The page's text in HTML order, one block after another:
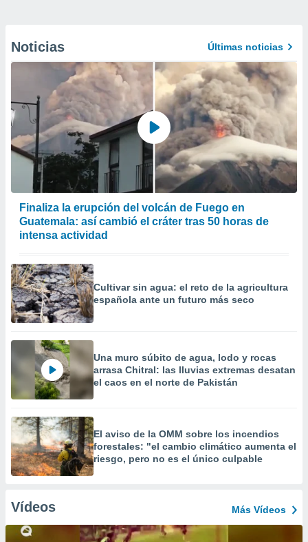
Noticias Últimas noticias
Finaliza la erupción del volcán de Fuego en
Guatemala: así cambió el cráter tras 50 horas de
intensa actividad
Cultivar sin agua: el reto de la agricultura
española ante un futuro más seco
Una muro súbito de agua, lodo y rocas
arrasa Chitral: las lluvias extremas desatan
el caos en el norte de Pakistán
El aviso de la OMM sobre los incendios
forestales: "el cambio climático aumenta el
riesgo, pero no es el único culpable
Vídeos Más Vídeos